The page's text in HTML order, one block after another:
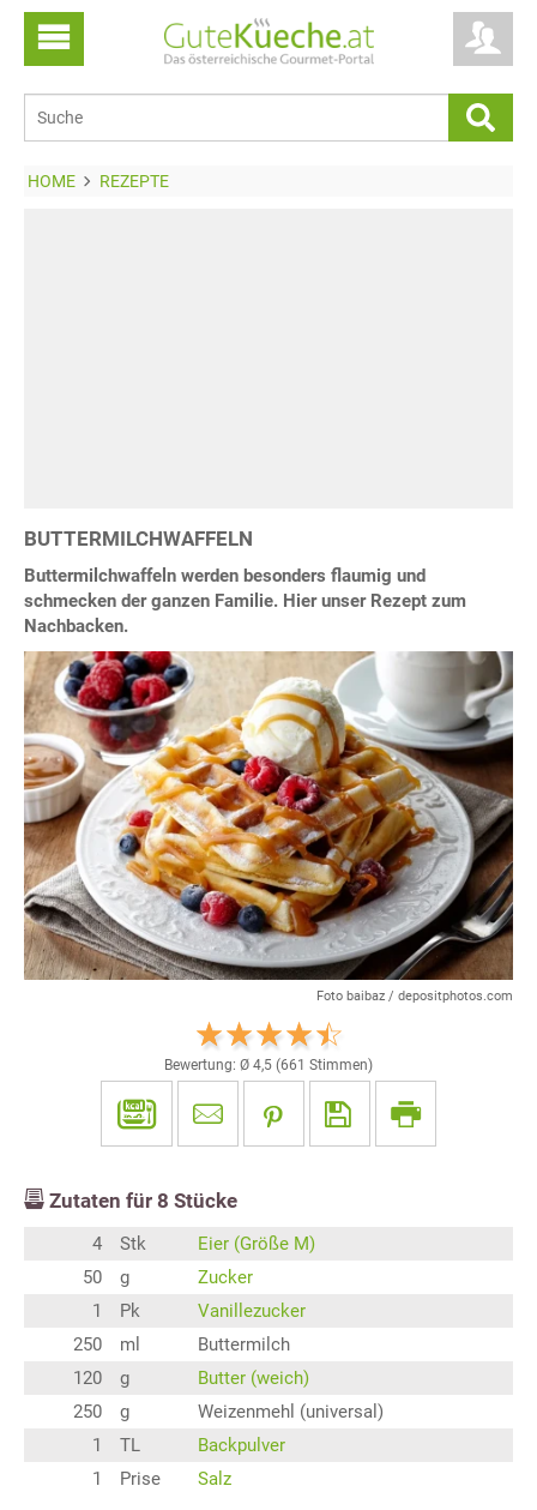
HOME REZEPTE
BUTTERMILCHWAFFELN
Buttermilchwaffeln werden besonders flaumig und
schmecken der ganzen Familie. Hier unser Rezept zum
Nachbacken.
Foto baibaz / depositphotos.com
Bewertung: Ø 4,5 (661 Stimmen)
Zutaten für 8 Stücke
4 Stk
Eier (Größe M)
50
g
Zucker
1
Pk
Vanillezucker
250
ml
Buttermilch
120
g
Butter (weich)
250
g
Weizenmehl (universal)
1
TL
Backpulver
1
Prise Salz